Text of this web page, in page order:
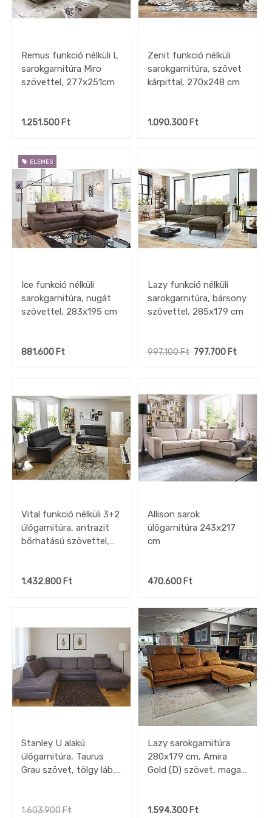
Remus funkció nélküli L
sarokgarnitúra Miro
szövettel, 277x251cm
1.251.500 Ft
Zenit funkció nélküli
sarokgarnitúra, szövet
kárpittal, 270x248 cm
1.090.300Ft
ELEMES
Ice funkció nélküli
sarokgarnitúra, nugát
szövettel, 283x195 cm
881.600 Ft
Lazy funkció nélküli
sarokgarnitúra, bársony
szövettel, 285x179 cm
997.100Ft 797.700Ft
Vital funkció nélküli 3+2
ülőgarnitúra, antrazit
bőrhatású szövettel,
1.432.800 Ft
Allison sarok
ülőgarnitúra 243x217
cm
470.600Ft
Stanley U alakú
ülőgarnitúra, Taurus
Grau szövet, tölgy láb,
funkcióval, 2 db
1.603.900Ft
Lazy sarokgarnitúra
280x179 cm, Amira
Gold (D) szövet, magas
ülésmélységállítással,
1.594.300Ft